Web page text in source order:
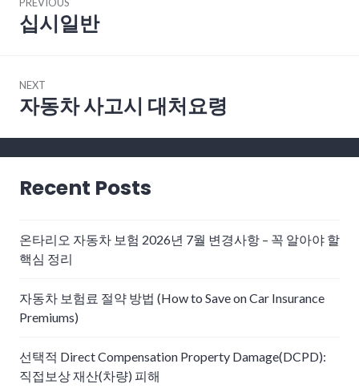
navigation
PREVIOUS
Previous
십시일반
NEXT
Next
자동차 사고시 대처요령
Recent Posts
온타리오 자동차 보험 2026년 7월 변경사항 – 꼭 알아야 할
핵심 정리
자동차 보험료 절약 방법 (How to Save on Car Insurance
Premiums)
선택적 Direct Compensation Property Damage(DCPD):
직접보상 재산(차량) 피해